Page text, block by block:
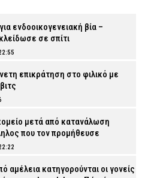
ενδοοικογενειακή βία –
σε σπίτι
επικράτηση στο φιλικό με
μετά από κατανάλωση
που τον προμήθευσε
αμέλεια κατηγορούνται οι γονείς